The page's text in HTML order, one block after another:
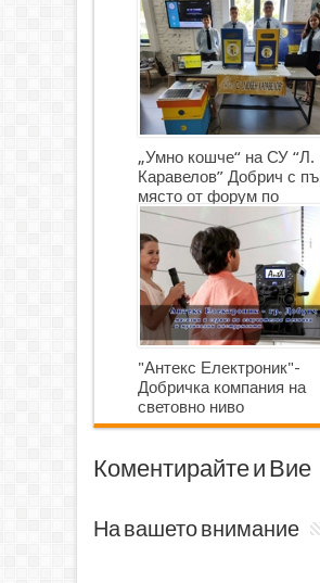
„Умно кошче“ на СУ “Л.
Каравелов” Добрич с
място от форум по
роботика
"Антекс Електроник"-
Добричка компания на
световно ниво
Коментирайте и Вие
На вашето внимание